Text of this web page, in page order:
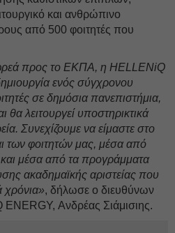
και ανθρώπινο
από 500 φοιτητές που
προς το ΕΚΠΑ, η HELLENiQ
ενός σύγχρονου
σε δημόσια πανεπιστήμια,
θα λειτουργεί υποστηρικτικά
Συνεχίζουμε να είμαστε στο
των φοιτητών μας, μέσα από
μέσα από τα προγράμματα
ακαδημαϊκής αριστείας που
χρόνια», δήλωσε ο διευθύνων
Ανδρέας Σιάμισιης.